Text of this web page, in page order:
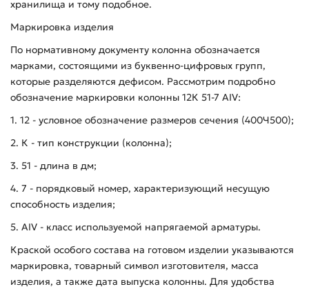
хранилища и тому подобное.
Маркировка изделия
По нормативному документу колонна обозначается
марками, состоящими из буквенно-цифровых групп,
которые разделяются дефисом. Рассмотрим подробно
обозначение маркировки колонны 12К 51-7 АIV:
1. 12 - условное обозначение размеров сечения (400Ч500);
2. К - тип конструкции (колонна);
3. 51 - длина в дм;
4. 7 - порядковый номер, характеризующий несущую
способность изделия;
5. AIV - класс используемой напрягаемой арматуры.
Краской особого состава на готовом изделии указываются
маркировка, товарный символ изготовителя, масса
изделия, а также дата выпуска колонны. Для удобства